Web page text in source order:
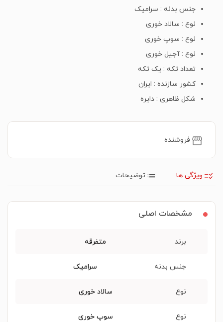
جنس بدنه : سرامیک
نوع : سالاد خوری
نوع : سوپ خوری
نوع : آجیل خوری
تعداد تکه : یک تکه
کشور سازنده : ایران
شکل ظاهری : دایره
فروشنده
مشخصات اصلی
برند متفرقه
جنس بدنه سرامیک
نوع سالاد خوری
نوع سوپ خوری